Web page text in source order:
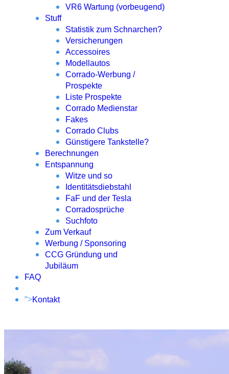
VR6 Wartung (vorbeugend)
Stuff
Statistik zum Schnarchen?
Versicherungen
Accessoires
Modellautos
Corrado-Werbung /
Prospekte
Liste Prospekte
Corrado Medienstar
Fakes
Corrado Clubs
Günstigere Tankstelle?
Berechnungen
Entspannung
Witze und so
Identitätsdiebstahl
FaF und der Tesla
Corradosprüche
Suchfoto
Zum Verkauf
Werbung / Sponsoring
CCG Gründung und
Jubiläum
FAQ
">Kontakt